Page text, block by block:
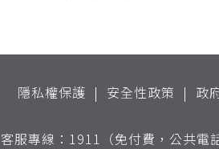
隱私權保護 安全性政策 政
客服專線：1911（免付費，公共電